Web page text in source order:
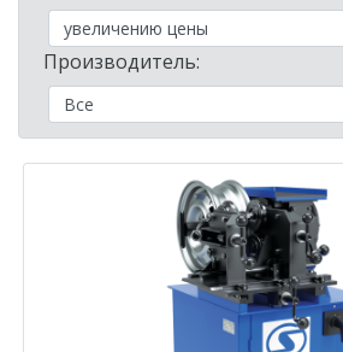
Производитель: